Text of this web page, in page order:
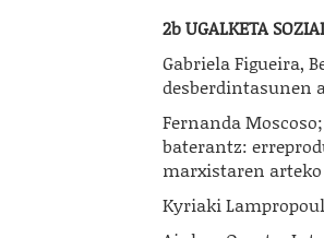
2b UGALKETA
Gabriela Figueira,
desberdintasunen
Fernanda
baterantz:
marxistaren
Kyriaki